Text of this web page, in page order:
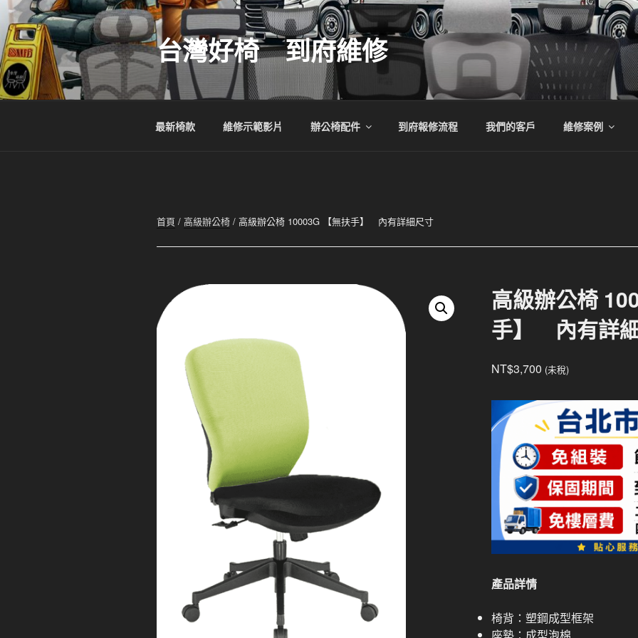
跳
至
主
要
內
容
台灣好椅 到府維修
最新椅款 維修示範影片 辦公椅配件 到府報修流程 我們的客戶 維修案例
首頁 / 高級辦公椅 / 高級辦公椅 10003G 【無扶手】 內有詳細尺寸
高級辦公椅
手】 內有詳
NT$3,700 (未稅)
產品詳情
椅背：塑鋼成型框架